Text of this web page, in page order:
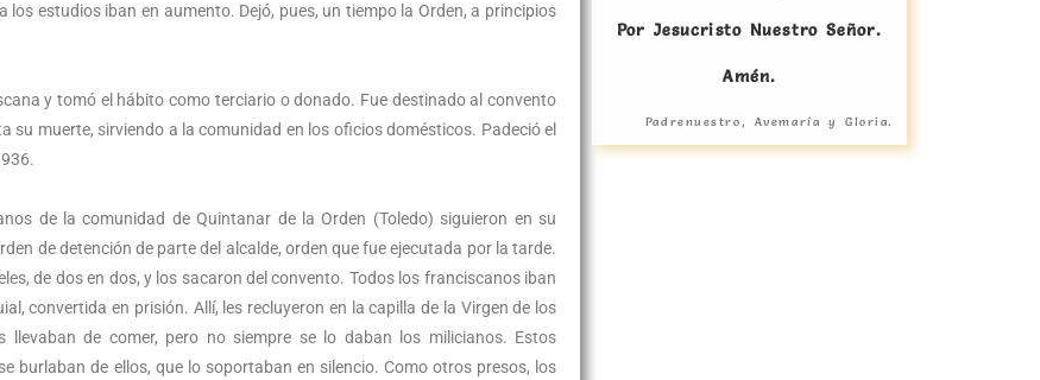
estudios iban en aumento. Dejó, pues, un tiempo la Orden, a principios
y tomó el hábito como terciario o donado. Fue destinado al convento
su muerte, sirviendo a la comunidad en los oficios domésticos. Padeció el
de la comunidad de Quintanar de la Orden (Toledo) siguieron en su
de detención de parte del alcalde, orden que fue ejecutada por la tarde.
de dos en dos, y los sacaron del convento. Todos los franciscanos iban
convertida en prisión. Allí, les recluyeron en la capilla de la Virgen de los
llevaban de comer, pero no siempre se lo daban los milicianos. Estos
burlaban de ellos, que lo soportaban en silencio. Como otros presos, los
Por Jesucristo Nuestro Señor.
Amén.
Padrenuestro, Avemaría y Gloria.